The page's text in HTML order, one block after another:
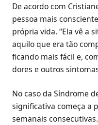
De acordo com
pessoa mais
própria vida. “Ela vê a
aquilo que era tão
ficando mais fácil e,
dores e outros
No caso da Síndrome
significativa começa a
semanais